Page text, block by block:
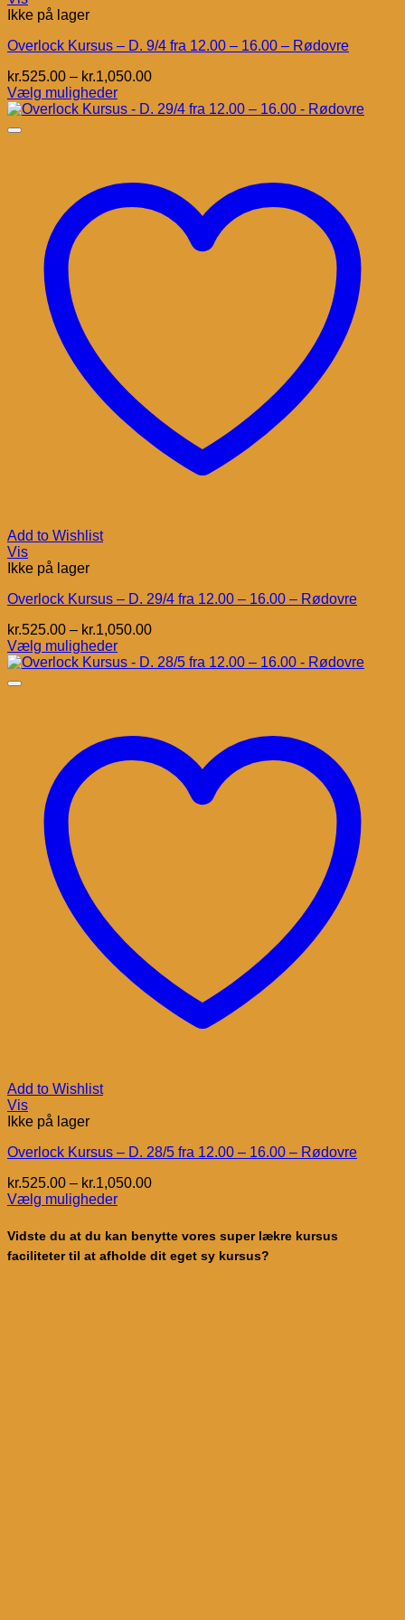
Ikke på lager
Overlock Kursus – D. 9/4 fra 12.00 – 16.00 – Rødovre
kr.525.00 – kr.1,050.00Prisinterval:
til
Vælg muligheder
Dette
vare
Mulighederne
varesiden
Add to Wishlist
Vis
Ikke på lager
Overlock Kursus – D. 29/4 fra 12.00 – 16.00 – Rødovre
kr.525.00 – kr.1,050.00Prisinterval:
til
Vælg muligheder
Dette
vare
Mulighederne
varesiden
Add to Wishlist
Vis
Ikke på lager
Overlock Kursus – D. 28/5 fra 12.00 – 16.00 – Rødovre
kr.525.00 – kr.1,050.00Prisinterval:
kr.1,050.00
Vælg muligheder
vare
flere
Vidste du at du kan benytte vores super lækre kursus
faciliteter til at afholde dit eget sy kursus?